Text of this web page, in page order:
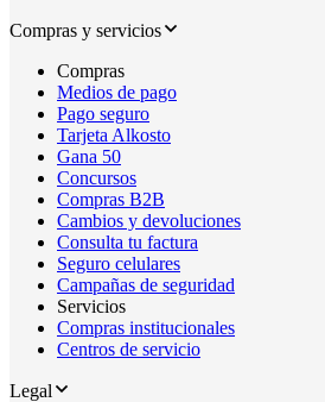
Compras y servicios
Compras
Medios de pago
Pago seguro
Tarjeta Alkosto
Gana 50
Concursos
Compras B2B
Cambios y devoluciones
Consulta tu factura
Seguro celulares
Campañas de seguridad
Servicios
Compras institucionales
Centros de servicio
Legal